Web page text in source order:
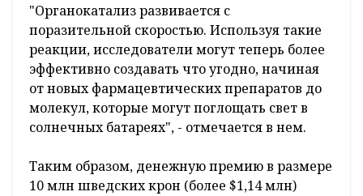
"Органокатализ развивается с
поразительной скоростью. Используя такие
реакции, исследователи могут теперь более
эффективно создавать что угодно, начиная
от новых фармацевтических препаратов до
молекул, которые могут поглощать свет в
солнечных батареях", - отмечается в нем.
Таким образом, денежную премию в размере
10 млн шведских крон (более $1,14 млн)